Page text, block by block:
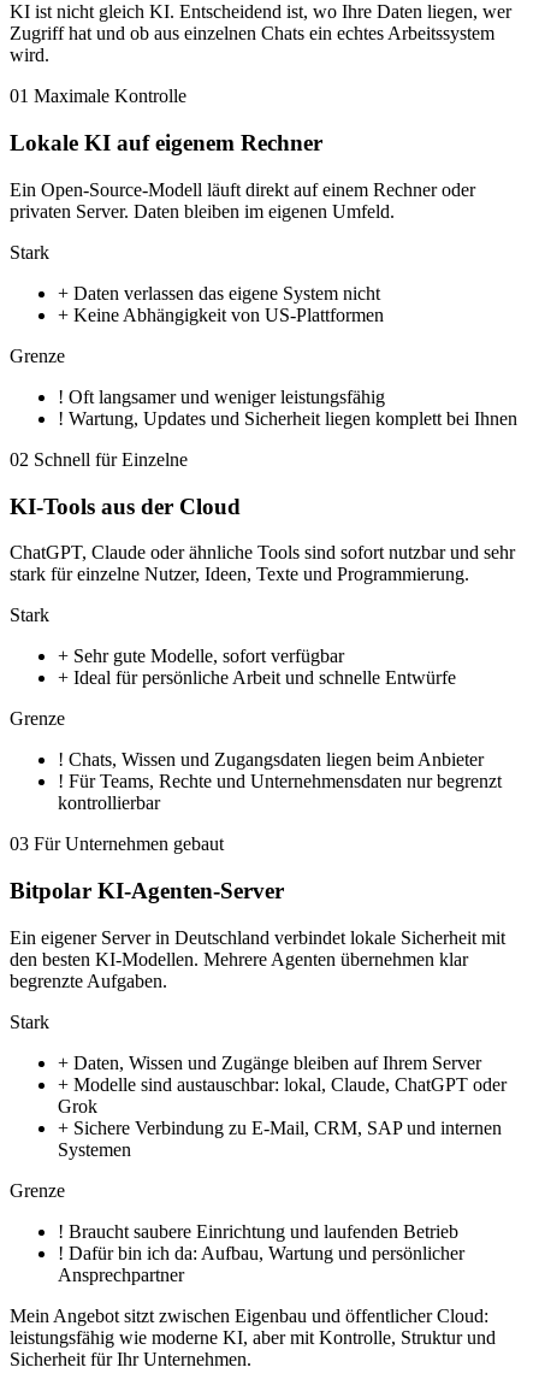
KI ist nicht gleich KI. Entscheidend ist, wo Ihre Daten liegen, wer
Zugriff hat und ob aus einzelnen Chats ein echtes Arbeitssystem
wird.
01 Maximale Kontrolle
Lokale KI auf eigenem Rechner
Ein Open-Source-Modell läuft direkt auf einem Rechner oder
privaten Server. Daten bleiben im eigenen Umfeld.
Stark
+ Daten verlassen das eigene System nicht
+ Keine Abhängigkeit von US-Plattformen
Grenze
! Oft langsamer und weniger leistungsfähig
! Wartung, Updates und Sicherheit liegen komplett bei Ihnen
02 Schnell für Einzelne
KI-Tools aus der Cloud
ChatGPT, Claude oder ähnliche Tools sind sofort nutzbar und sehr
stark für einzelne Nutzer, Ideen, Texte und Programmierung.
Stark
+ Sehr gute Modelle, sofort verfügbar
+ Ideal für persönliche Arbeit und schnelle Entwürfe
Grenze
! Chats, Wissen und Zugangsdaten liegen beim Anbieter
! Für Teams, Rechte und Unternehmensdaten nur begrenzt
kontrollierbar
03 Für Unternehmen gebaut
Bitpolar KI-Agenten-Server
Ein eigener Server in Deutschland verbindet lokale Sicherheit mit
den besten KI-Modellen. Mehrere Agenten übernehmen klar
begrenzte Aufgaben.
Stark
+ Daten, Wissen und Zugänge bleiben auf Ihrem Server
+ Modelle sind austauschbar: lokal, Claude, ChatGPT oder
Grok
+ Sichere Verbindung zu E-Mail, CRM, SAP und internen
Systemen
Grenze
! Braucht saubere Einrichtung und laufenden Betrieb
! Dafür bin ich da: Aufbau, Wartung und persönlicher
Ansprechpartner
Mein Angebot sitzt zwischen Eigenbau und öffentlicher Cloud:
leistungsfähig wie moderne KI, aber mit Kontrolle, Struktur und
Sicherheit für Ihr Unternehmen.